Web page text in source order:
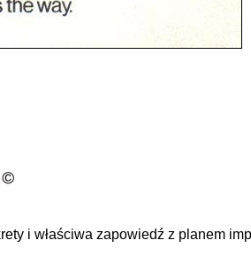
i właściwa zapowiedź z planem